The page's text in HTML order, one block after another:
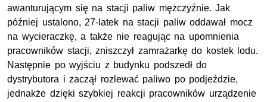
awanturującym się na stacji paliw mężczyźnie. Jak
później ustalono, 27-latek na stacji paliw oddawał mocz
na wycieraczkę, a także nie reagując na upomnienia
pracowników stacji, zniszczył zamrażarkę do kostek lodu.
Następnie po wyjściu z budynku podszedł do
dystrybutora i zaczął rozlewać paliwo po podjeździe,
jednakże dzięki szybkiej reakcji pracowników urządzenie